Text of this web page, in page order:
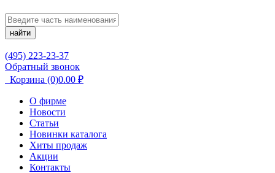
найти
(495) 223-23-37
Обратный звонок
Корзина (0)0.00 ₽
О фирме
Новости
Статьи
Новинки каталога
Хиты продаж
Акции
Контакты